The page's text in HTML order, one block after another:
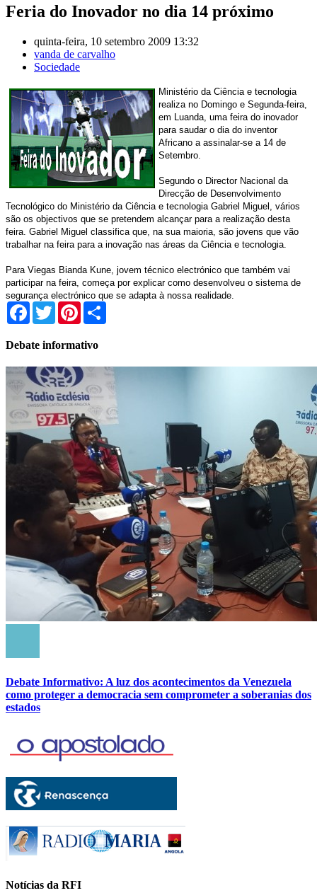
Feria do Inovador no dia 14 próximo
quinta-feira, 10 setembro 2009 13:32
vanda de carvalho
Sociedade
Ministério da Ciência e tecnologia
realiza no Domingo e Segunda-feira,
em Luanda, uma feira do inovador
para saudar o dia do inventor
Africano a assinalar-se a 14 de
Setembro.
Segundo o Director Nacional da
Direcção de Desenvolvimento
Tecnológico do Ministério da Ciência e tecnologia Gabriel Miguel, vários
são os objectivos que se pretendem alcançar para a realização desta
feira. Gabriel Miguel classifica que, na sua maioria, são jovens que vão
trabalhar na feira para a inovação nas áreas da Ciência e tecnologia.
Para Viegas Bianda Kune, jovem técnico electrónico que também vai
participar na feira, começa por explicar como desenvolveu o sistema de
segurança electrónico que se adapta à nossa realidade.
Facebook
TwitterPinterest
Debate informativo
Debate Informativo: A luz dos acontecimentos da Venezuela
como proteger a democracia sem comprometer a soberanias dos
estados
Notícias da RFI